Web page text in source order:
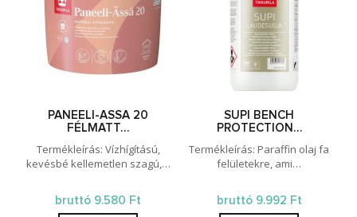
PANEELI-ASSA 20
FÉLMATT…
Termékleírás: Vízhígítású,
kevésbé kellemetlen szagú,…
bruttó 9.580 Ft
SUPI BENCH
PROTECTION…
Termékleírás: Paraffin olaj fa
felületekre, ami…
bruttó 9.992 Ft